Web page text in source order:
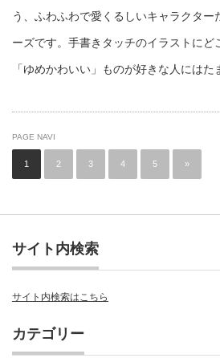
う、ふわふわで愛くるしいキャラクター
ーズです。手書きタッチのイラストにど
「ゆめかわいい」ものが好きな人にはた
PAGE NAVI
1 2 3 4 5 »
サイト内検索
サイト内検索はこちら
カテゴリー